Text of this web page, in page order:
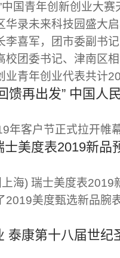
中国青年创新创业大
华录未来科技园盛大
李喜军，团市委副书
校团委书记、津南区
业青年创业代表共计
馈再出发” 中国人
年客户节正式拉开帷
士美度表2019新品
海) 瑞士美度表2019
2019美度甄选新品腕
泰康第十八届世纪